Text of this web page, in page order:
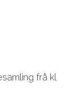
frå kl